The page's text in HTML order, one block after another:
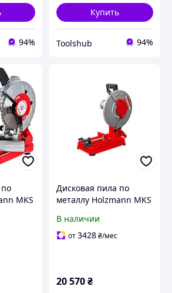
94%
Купить
Toolshub 94%
MKS
Дисковая пила по
металлу Holzmann MKS
В наличии
от3428₴/мес
20 570₴